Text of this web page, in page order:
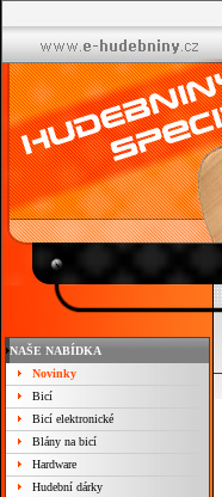
NAŠE NABÍDKA
Novinky
Bicí
Bicí elektronické
Blány na bicí
Hardware
Hudební dárky